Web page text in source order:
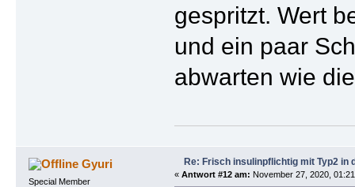
gespritzt. Wert
und ein paar
abwarten wie
Gyuri
Special Member
Re: Frisch insulinpflichtig mit Typ2 in
« Antwort #12 am: November 27, 2020,